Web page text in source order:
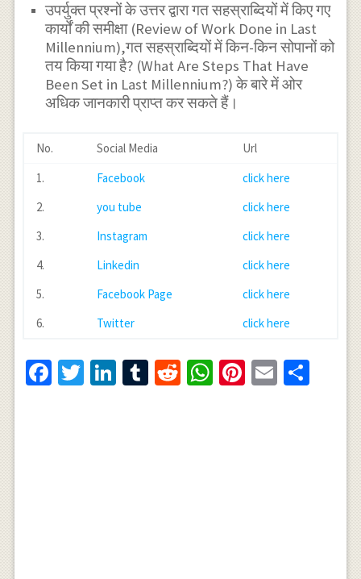
उपर्युक्त प्रश्नों के उत्तर द्वारा गत सहस्राब्दियों में किए गए
कार्यों की समीक्षा (Review of Work Done in Last
Millennium),गत सहस्राब्दियों में किन-किन सोपानों को
तय किया गया है? (What Are Steps That Have
Been Set in Last Millennium?) के बारे में ओर
अधिक जानकारी प्राप्त कर सकते हैं।
No. Social Media
Url
1.
Facebook
click here
2.
you tube
click here
3.
Instagram
click here
4.
Linkedin
click here
5.
Facebook Page
click here
6.
Twitter click here
Facebook
Twitter
LinkedIn
Tumblr
RedditWhatsApp
Pinterest
Email